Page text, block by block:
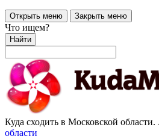
Открыть меню Закрыть меню
Что ищем?
Найти
Куда сходить в Московской
области